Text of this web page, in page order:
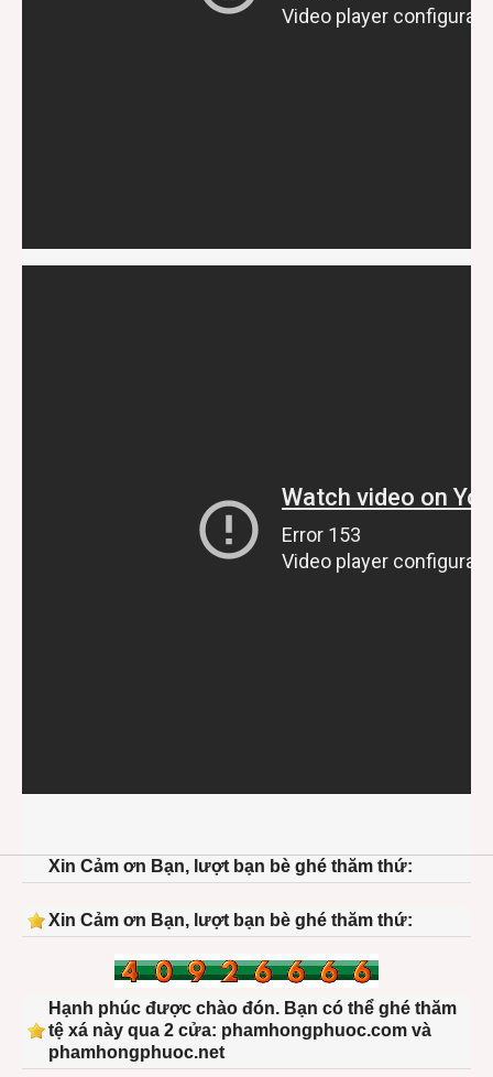
Xin Cảm ơn Bạn, lượt bạn bè ghé thăm thứ:
Xin Cảm ơn Bạn, lượt bạn bè ghé thăm thứ:
Hạnh phúc được chào đón. Bạn có thể ghé thăm
tệ xá này qua 2 cửa: phamhongphuoc.com và
phamhongphuoc.net